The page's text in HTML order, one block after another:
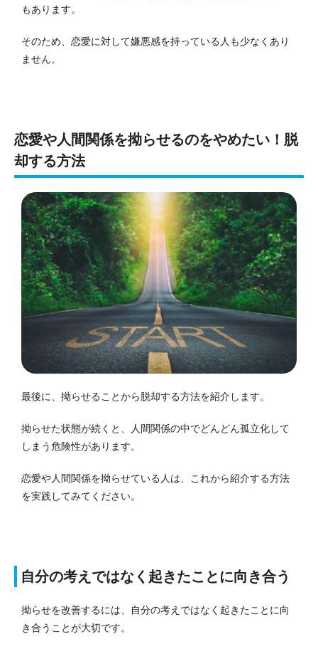
もあります。
そのため、恋愛に対して嫌悪感を持っている人も少なくあり
ません。
恋愛や人間関係を拗らせるのをやめたい！脱
却する方法
最後に、拗らせることから脱却する方法を紹介します。
拗らせた状態が続くと、人間関係の中でどんどん孤立化して
しまう危険性があります。
恋愛や人間関係を拗らせている人は、これから紹介する方法
を実践してみてください。
自分の考えではなく起きたことに向き合う
拗らせを改善するには、自分の考えではなく起きたことに向
き合うことが大切です。